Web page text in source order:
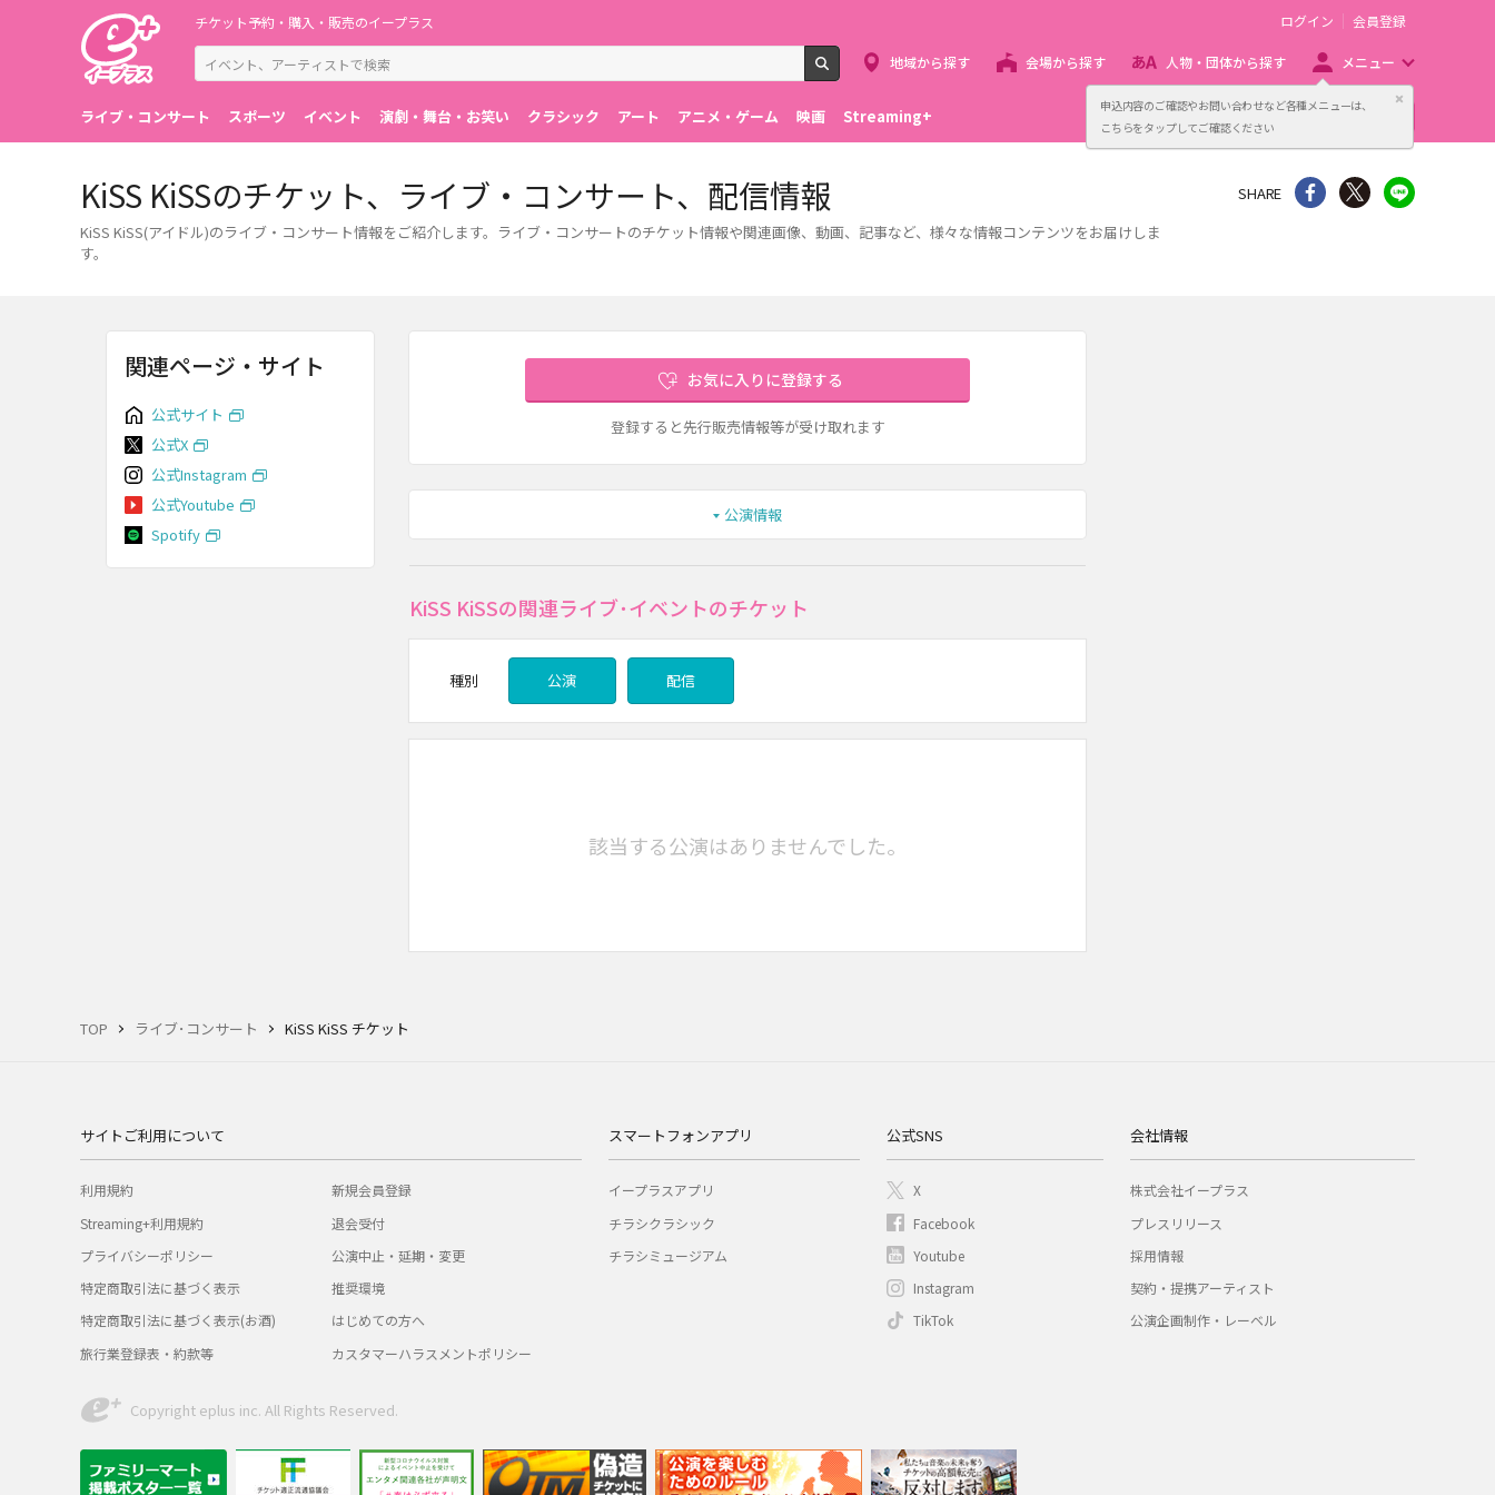
申込内容のご確認やお問い合わせなど各種メニューは、
こちらをタップしてご確認ください
閉じる
チケット予約・購入・販売のイープラス
検索
ログイン 会員登録
地域から探す 会場から探す 人物・団体から探す メニュー
ライブ・コンサート スポーツ イベント 演劇・舞台・お笑い クラシック アート アニメ・ゲーム 映画 Streaming+ 主催者向け販売サービス
TOP ライブ･コンサート KiSS KiSS チケット
KiSS KiSSのチケット、ライブ・コンサート、配信情報
KiSS KiSS(アイドル)のライブ・コンサート情報をご紹介します。ライブ・コンサートのチケット情報や関連画像、動画、記事など、様々な情報コンテンツをお届けしま
す。
SHARE シェア Twitter
お気に入りに登録する
登録すると先行販売情報等が受け取れます
公演情報
KiSS KiSSの関連ライブ･イベントのチケット
種別 公演 配信
該当する公演はありませんでした。
関連ページ・サイト
公式サイト
公式X
公式Instagram
公式Youtube
Spotify
サイトご利用について
利用規約
Streaming+利用規約
プライバシーポリシー
特定商取引法に基づく表示
特定商取引法に基づく表示(お酒)
旅行業登録表・約款等
新規会員登録
退会受付
公演中止・延期・変更
推奨環境
はじめての方へ
カスタマーハラスメントポリシー
スマートフォンアプリ
イープラスアプリ
チラシクラシック
チラシミュージアム
公式SNS
X
Facebook
Youtube
Instagram
TikTok
会社情報
株式会社イープラス
プレスリリース
採用情報
契約・提携アーティスト
公演企画制作・レーベル
Copyright eplus inc. All Rights Reserved.